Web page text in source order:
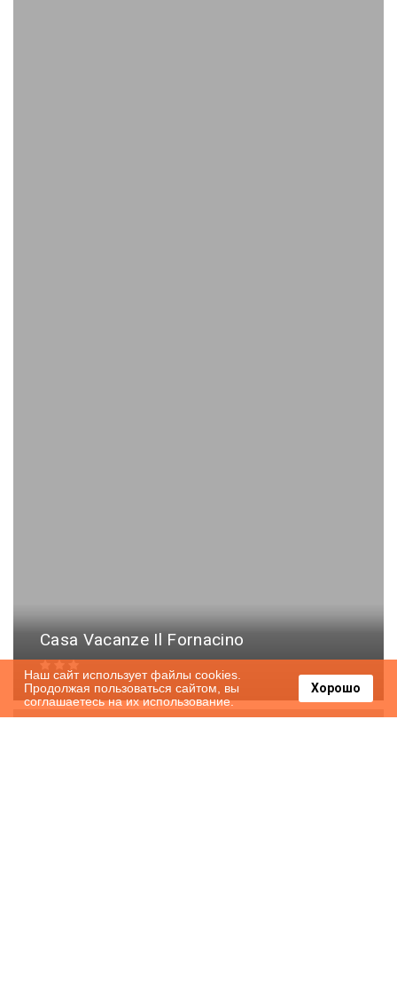
Casa Vacanze Il Fornacino
Наш сайт использует файлы cookies.
Продолжая пользоваться сайтом, вы
соглашаетесь на их использование.
Хорошо